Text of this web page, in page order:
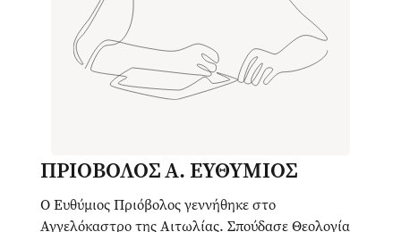
ΠΡΙΟΒΟΛΟΣ Α. ΕΥΘΥΜΙΟΣ
Ο Ευθύμιος Πριόβολος γεννήθηκε στο
Αγγελόκαστρο της Αιτωλίας. Σπούδασε Θεολογία